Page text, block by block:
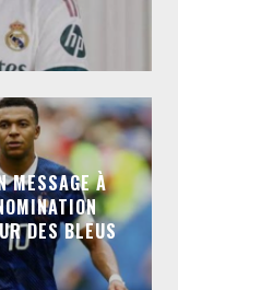
MESSAGE À
DES BLEUS